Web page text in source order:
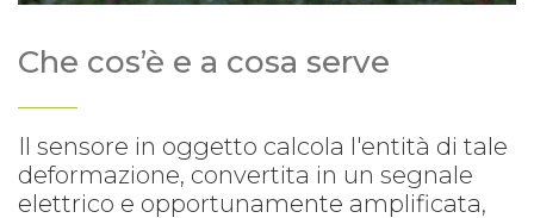
Che cos’è e a cosa serve
Il sensore in oggetto calcola l'entità di tale
deformazione, convertita in un segnale
elettrico e opportunamente amplificata,